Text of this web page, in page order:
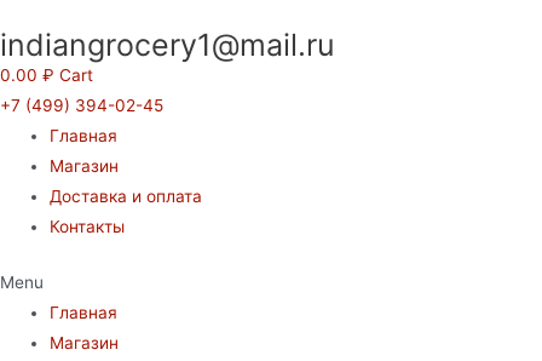
к
содержимому
indiangrocery1@mail.ru
0.00 ₽ Cart
+7 (499) 394-02-45
Главная
Магазин
Доставка и оплата
Контакты
Menu
Главная
Магазин